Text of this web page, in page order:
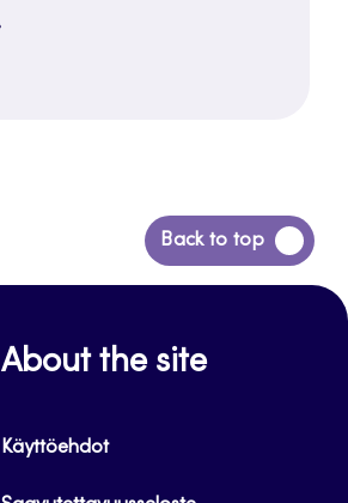
Back to top
Siirry
takaisin
About the site
Käyttöehdot